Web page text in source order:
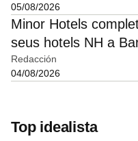
05/08/2026
Minor Hotels
seus hotels NH a
Redacción
04/08/2026
Top idealista